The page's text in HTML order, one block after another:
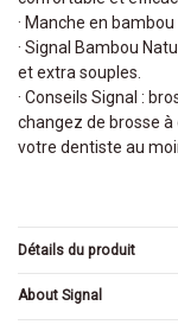
· Manche en
· Signal Bambou
et extra souples.
· Conseils Signal :
changez de brosse
votre dentiste au
Détails du produit
About Signal